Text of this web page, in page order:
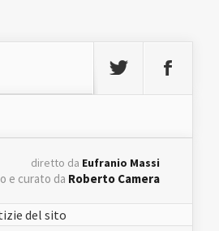
diretto da Eufranio Massi
e curato da Roberto Camera
del sito